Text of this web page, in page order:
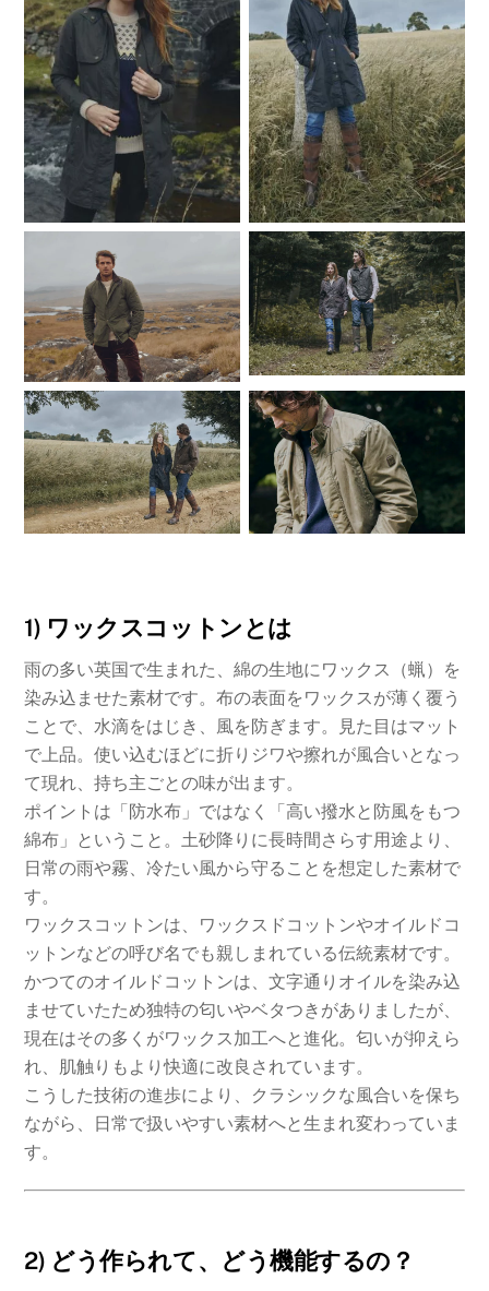
1) ワックスコットンとは
雨の多い英国で生まれた、綿の生地にワックス（蝋）を
染み込ませた素材です。布の表面をワックスが薄く覆う
ことで、水滴をはじき、風を防ぎます。見た目はマット
で上品。使い込むほどに折りジワや擦れが風合いとなっ
て現れ、持ち主ごとの味が出ます。
ポイントは「防水布」ではなく「高い撥水と防風をもつ
綿布」ということ。土砂降りに長時間さらす用途より、
日常の雨や霧、冷たい風から守ることを想定した素材で
す。
ワックスコットンは、ワックスドコットンやオイルドコ
ットンなどの呼び名でも親しまれている伝統素材です。
かつてのオイルドコットンは、文字通りオイルを染み込
ませていたため独特の匂いやベタつきがありましたが、
現在はその多くがワックス加工へと進化。匂いが抑えら
れ、肌触りもより快適に改良されています。
こうした技術の進歩により、クラシックな風合いを保ち
ながら、日常で扱いやすい素材へと生まれ変わっていま
す。
2) どう作られて、どう機能するの？